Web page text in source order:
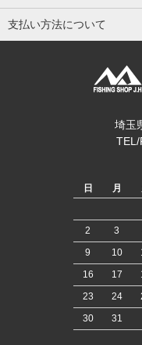
支払い方法について
埼玉
TEL/
日
月
2
3
9
10
16
17
23
24
30
31